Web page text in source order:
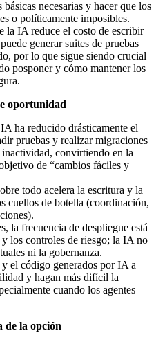
necesarias y hacer que los
o políticamente imposibles.
la IA reduce el costo de escribir
generar suites de pruebas
por lo que sigue siendo crucial
posponer y cómo mantener los
oportunidad
ha reducido drásticamente el
pruebas y realizar migraciones
convirtiendo en la
de “cambios fáciles y
todo acelera la escritura y la
cuellos de botella (coordinación,
la frecuencia de despliegue está
los controles de riesgo; la IA no
ni la gobernanza.
el código generados por IA a
y hagan más difícil la
cuando los agentes
de la opción